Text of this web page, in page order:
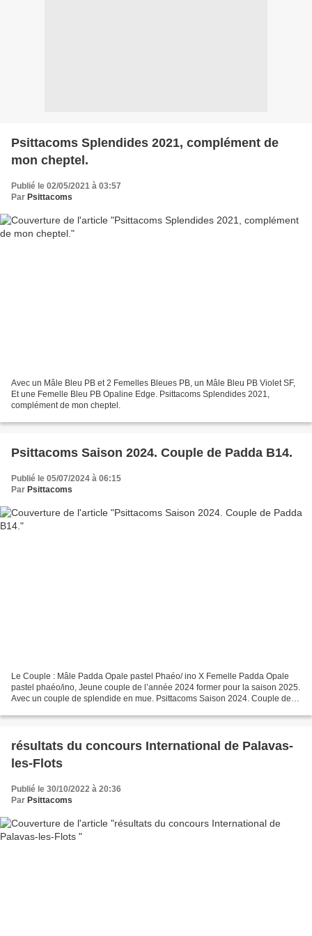
Psittacoms Splendides 2021, complément de
mon cheptel.
Publié le 02/05/2021 à 03:57
Par Psittacoms
Avec un Mâle Bleu PB et 2 Femelles Bleues PB, un Mâle Bleu PB Violet SF,
Et une Femelle Bleu PB Opaline Edge. Psittacoms Splendides 2021,
complément de mon cheptel.
Psittacoms Saison 2024. Couple de Padda B14.
Publié le 05/07/2024 à 06:15
Par Psittacoms
Le Couple : Mâle Padda Opale pastel Phaéo/ ino X Femelle Padda Opale
pastel phaéo/ino, Jeune couple de l’année 2024 former pour la saison 2025.
Avec un couple de splendide en mue. Psittacoms Saison 2024. Couple de
résultats du concours International de Palavas-
les-Flots
Publié le 30/10/2022 à 20:36
Par Psittacoms